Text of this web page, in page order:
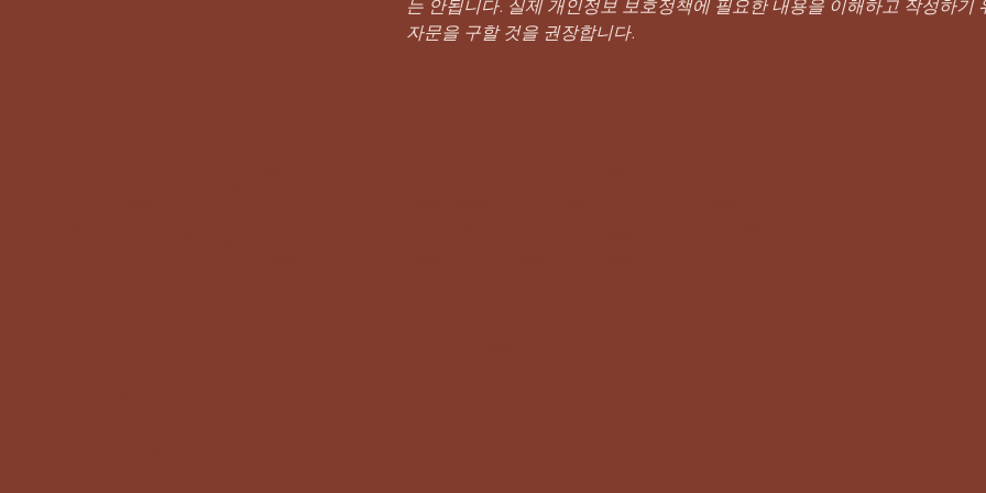
는 안됩니다. 실제 개인정보 보호정책에 필요한 내용을 이해하고 작성하기
자문을 구할 것을 권장합니다.